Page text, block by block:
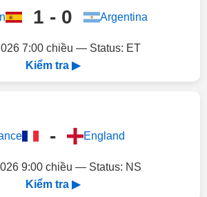
1 - 0 Argentina
7:00 chiều — Status: ET
Kiểm tra ▶
- England
9:00 chiều — Status: NS
Kiểm tra ▶